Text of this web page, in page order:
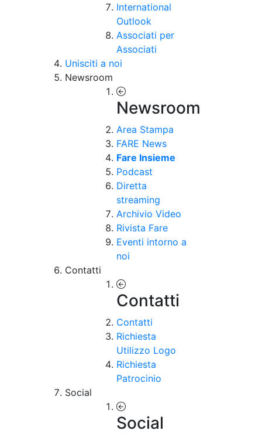
International
Outlook
Associati per
Associati
Unisciti a noi
Newsroom
Newsroom
Area Stampa
FARE News
Fare Insieme
Podcast
Diretta
streaming
Archivio Video
Rivista Fare
Eventi intorno a
noi
Contatti
Contatti
Contatti
Richiesta
Utilizzo Logo
Richiesta
Patrocinio
Social
Social